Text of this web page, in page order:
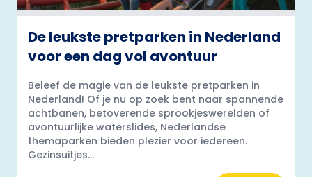
De leukste pretparken in Nederland
voor een dag vol avontuur
Beleef de magie van de leukste pretparken in
Nederland! Of je nu op zoek bent naar spannende
achtbanen, betoverende sprookjeswerelden of
avontuurlijke waterslides, Nederlandse
themaparken bieden plezier voor iedereen.
Gezinsuitjes...